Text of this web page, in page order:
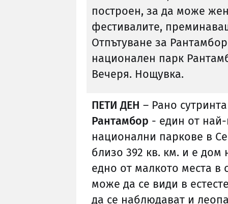
построен, за да може
фестивалите,
Отпътуване за
национален парк
Вечеря. Нощувка.
ПЕТИ ДЕН – Рано
Рантамбор - един от
национални паркове в
близо 392 кв. км. и е дом
едно от малкото места в
може да се види в
да се наблюдават и